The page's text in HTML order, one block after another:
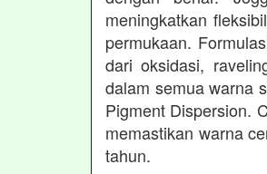
meningkatkan
permukaan.
dari oksidasi,
dalam semua warna
Pigment Dispersion.
memastikan warna
tahun.